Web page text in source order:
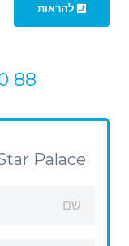
להראות
88
Palace